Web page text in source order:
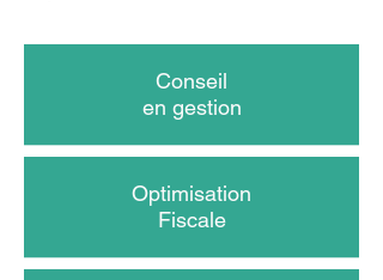
Conseil
en gestion
Optimisation
Fiscale